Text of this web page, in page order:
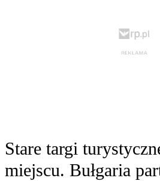
Stare targi
miejscu. Bułgaria